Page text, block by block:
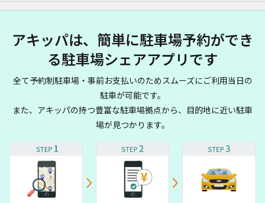
アキッパは、簡単に駐車場予約ができ
る駐車場シェアアプリです
全て予約制駐車場・事前お支払いのためスムーズにご利用当日の
駐車が可能です。
また、アキッパの持つ豊富な駐車場拠点から、目的地に近い駐車
場が見つかります。